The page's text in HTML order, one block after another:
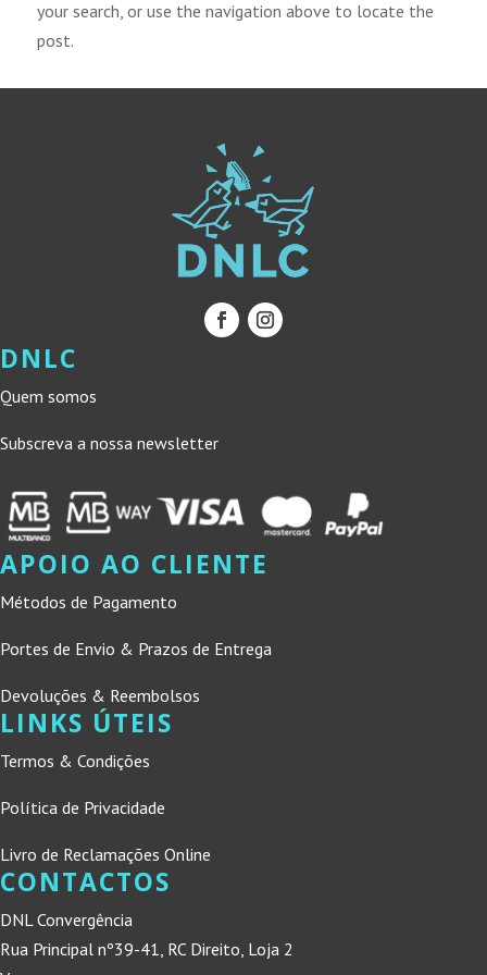
your search, or use the navigation above to locate the
post.
DNLC
Quem somos
Subscreva a nossa newsletter
APOIO AO CLIENTE
Métodos de Pagamento
Portes de Envio & Prazos de Entrega
Devoluções & Reembolsos
LINKS ÚTEIS
Termos & Condições
Política de Privacidade
Livro de Reclamações Online
CONTACTOS
DNL Convergência
Rua Principal nº39-41, RC Direito, Loja 2